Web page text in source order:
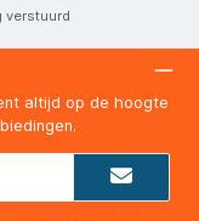
verstuurd
altijd op de hoogte